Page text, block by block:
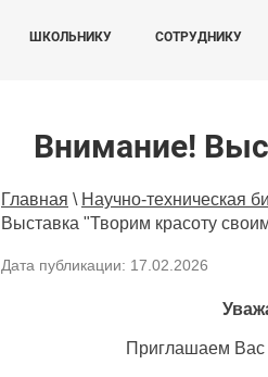
ШКОЛЬНИКУ СОТРУДНИКУ
Внимание!
Главная \ Научно-техническая
Выставка "Творим красоту
Дата публикации: 17.02.2026
Приглашаем Вас